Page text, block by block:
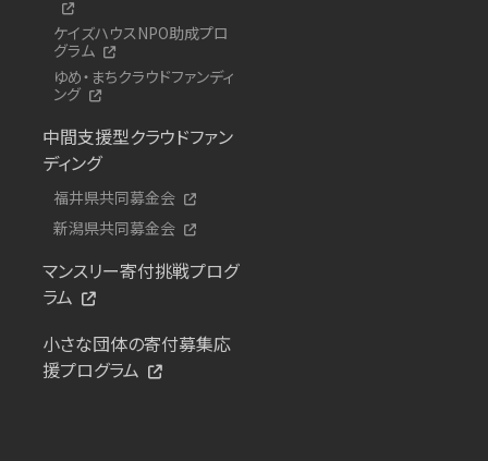
ケイズハウスNPO助成プロ
グラム
ゆめ・まちクラウドファンディ
ング
中間支援型クラウドファン
ディング
福井県共同募金会
新潟県共同募金会
マンスリー寄付挑戦プログ
ラム
小さな団体の寄付募集応
援プログラム